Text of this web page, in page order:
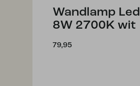
Wandlamp Led
8W 2700K wit
79,95